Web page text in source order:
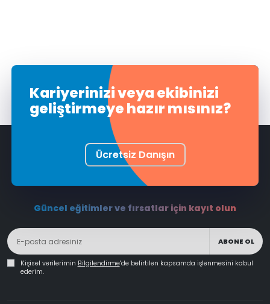
Kariyerinizi veya ekibinizi
geliştirmeye hazır mısınız?
Ücretsiz Danışın
Güncel eğitimler ve fırsatlar için kayıt olun
ABONE OL
Kişisel verilerimin Bilgilendirme'de belirtilen kapsamda işlenmesini kabul
ederim.